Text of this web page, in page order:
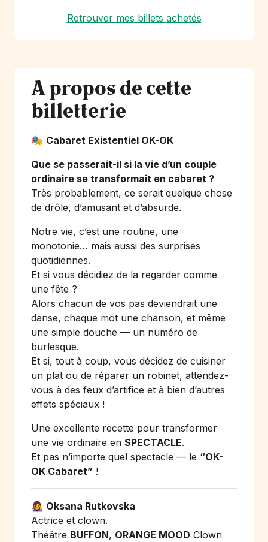
Retrouver mes billets achetés
A propos de cette
billetterie
🎭 Cabaret Existentiel OK-OK
Que se passerait-il si la vie d’un couple
ordinaire se transformait en cabaret ?
Très probablement, ce serait quelque chose
de drôle, d’amusant et d’absurde.
Notre vie, c’est une routine, une
monotonie… mais aussi des surprises
quotidiennes.
Et si vous décidiez de la regarder comme
une fête ?
Alors chacun de vos pas deviendrait une
danse, chaque mot une chanson, et même
une simple douche — un numéro de
burlesque.
Et si, tout à coup, vous décidez de cuisiner
un plat ou de réparer un robinet, attendez-
vous à des feux d’artifice et à bien d’autres
effets spéciaux !
Une excellente recette pour transformer
une vie ordinaire en SPECTACLE.
Et pas n’importe quel spectacle — le “OK-
OK Cabaret” !
👩‍🎤 Oksana Rutkovska
Actrice et clown.
Théâtre BUFFON, ORANGE MOOD Clown